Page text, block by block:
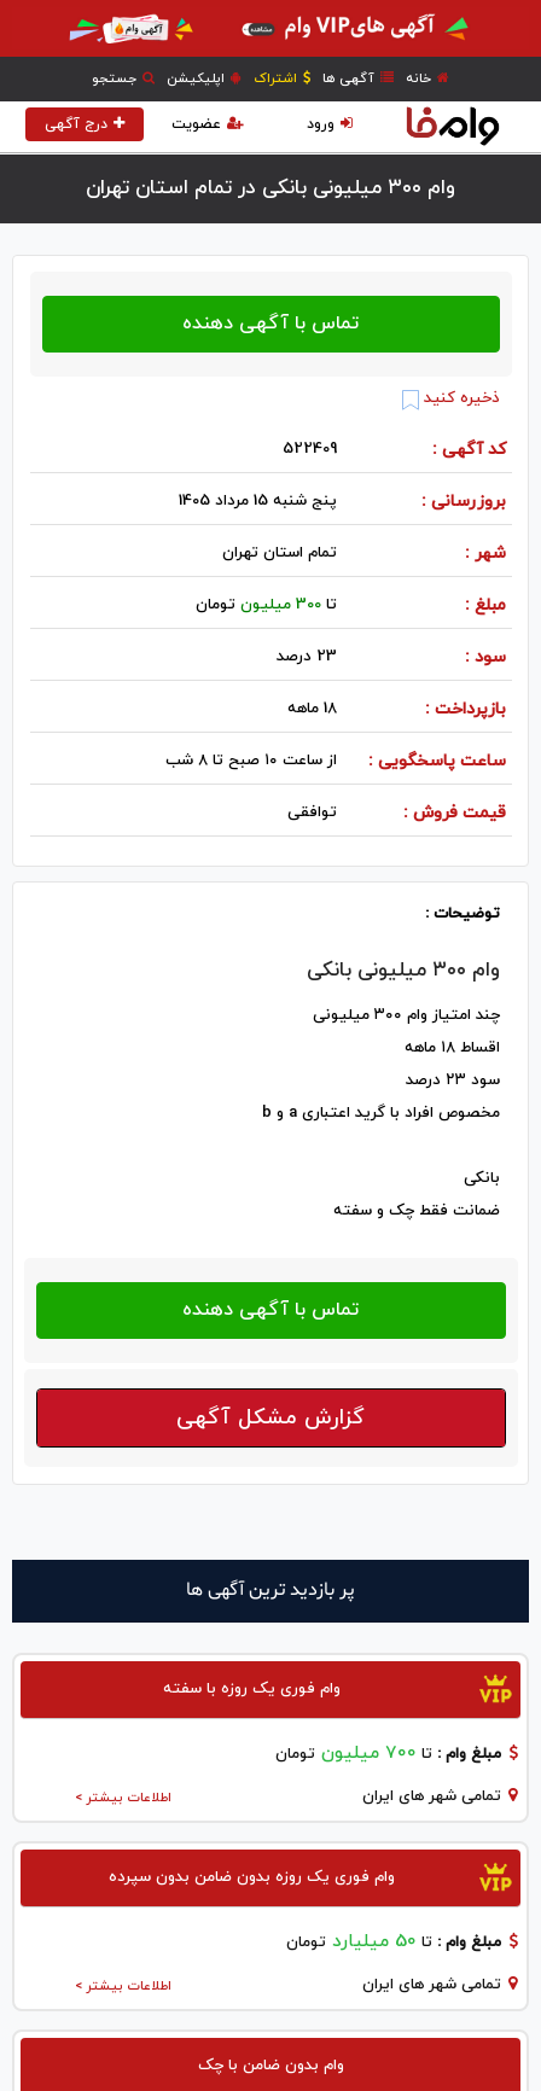
خانه آگهی ها اشتراک اپلیکیشن جستجو
درج آگهی عضویت ورود
وام ۳۰۰ میلیونی بانکی در تمام استان تهران
ذخیره کنید
کد آگهی : 522409
بروزرسانی : پنج شنبه 15 مرداد 1405
شهر : تمام استان تهران
مبلغ : تا300 میلیون تومان
سود : 23 درصد
بازپرداخت : 18 ماهه
ساعت پاسخگویی : از ساعت ۱۰ صبح تا ۸ شب
قیمت فروش : توافقی
توضیحات :
وام ۳۰۰ میلیونی بانکی
چند امتیاز وام ۳۰۰ میلیونی
اقساط ۱۸ ماهه
سود ۲۳ درصد
مخصوص افراد با گرید اعتباری a و b
بانکی
ضمانت فقط چک و سفته
گزارش مشکل آگهی
پر بازدید ترین آگهی ها
وام فوری یک روزه با سفته
مبلغ وام : تا 700 میلیون تومان
اطلاعات بیشتر > تمامی شهر های ایران
وام فوری یک روزه بدون ضامن بدون سپرده
مبلغ وام : تا 50 میلیارد تومان
اطلاعات بیشتر > تمامی شهر های ایران
وام بدون ضامن با چک